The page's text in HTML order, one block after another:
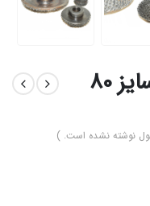
چوب ساب قارچی فرز سایز 80
نوشته نشده است. )